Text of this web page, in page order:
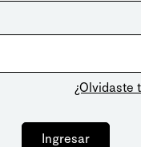
¿Olvidaste
Ingresar